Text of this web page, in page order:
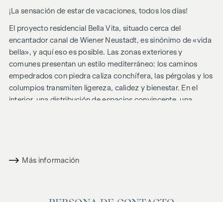
¡La sensación de estar de vacaciones, todos los días!
El proyecto residencial Bella Vita, situado cerca del
encantador canal de Wiener Neustadt, es sinónimo de «vida
bella», y aquí eso es posible. Las zonas exteriores y
comunes presentan un estilo mediterráneo: los caminos
empedrados con piedra caliza conchífera, las pérgolas y los
columpios transmiten ligereza, calidez y bienestar. En el
interior, una distribución de espacios convincente, una
En el futuro, su día podría empezar así: nada más levantarse,
Más información